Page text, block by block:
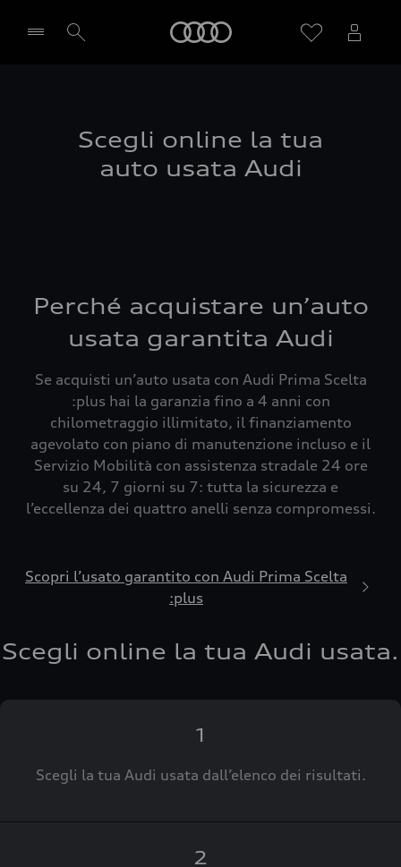
Scegli online la tua
auto usata Audi
Perché acquistare un’auto
usata garantita Audi
Se acquisti un’auto usata con Audi Prima Scelta
:plus hai la garanzia fino a 4 anni con
chilometraggio illimitato, il finanziamento
agevolato con piano di manutenzione incluso e il
Servizio Mobilità con assistenza stradale 24 ore
su 24, 7 giorni su 7: tutta la sicurezza e
l’eccellenza dei quattro anelli senza compromessi.
Scopri l’usato garantito con Audi Prima Scelta
:plus
Scegli online la tua Audi usata.
1
Scegli la tua Audi usata dall’elenco dei risultati.
2